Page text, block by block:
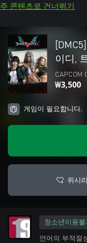
주 콘텐츠로 건너뛰기
이디,
CAPCOM
₩3,500
게임이 필요합니다.
위시
청소년이용불
언어의 부적절